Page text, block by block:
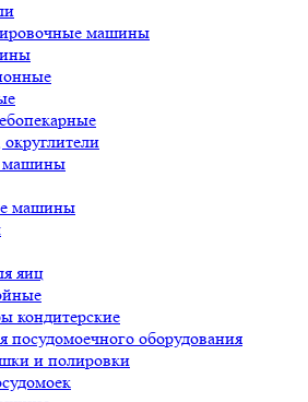
машины
округлители
машины
машины
яиц
кондитерские
посудомоечного оборудования
и полировки